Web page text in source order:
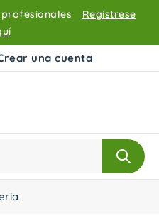
Regístrese
una cuenta